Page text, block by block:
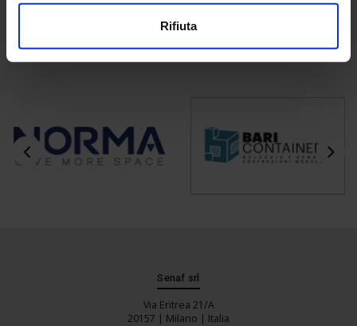
Rifiuta
Senaf srl
Via Eritrea 21/A
20157 | Milano | Italia